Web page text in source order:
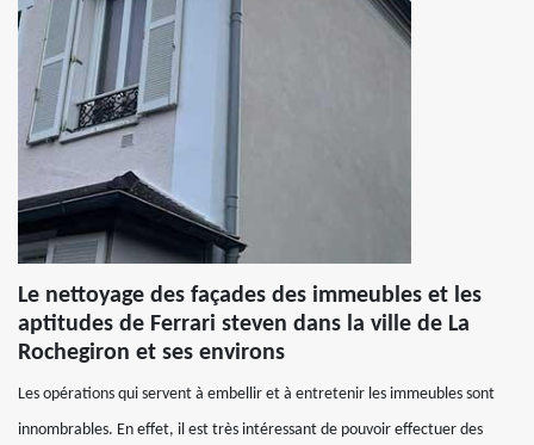
Le nettoyage des façades des immeubles et les
aptitudes de Ferrari steven dans la ville de La
Rochegiron et ses environs
Les opérations qui servent à embellir et à entretenir les immeubles sont
innombrables. En effet, il est très intéressant de pouvoir effectuer des